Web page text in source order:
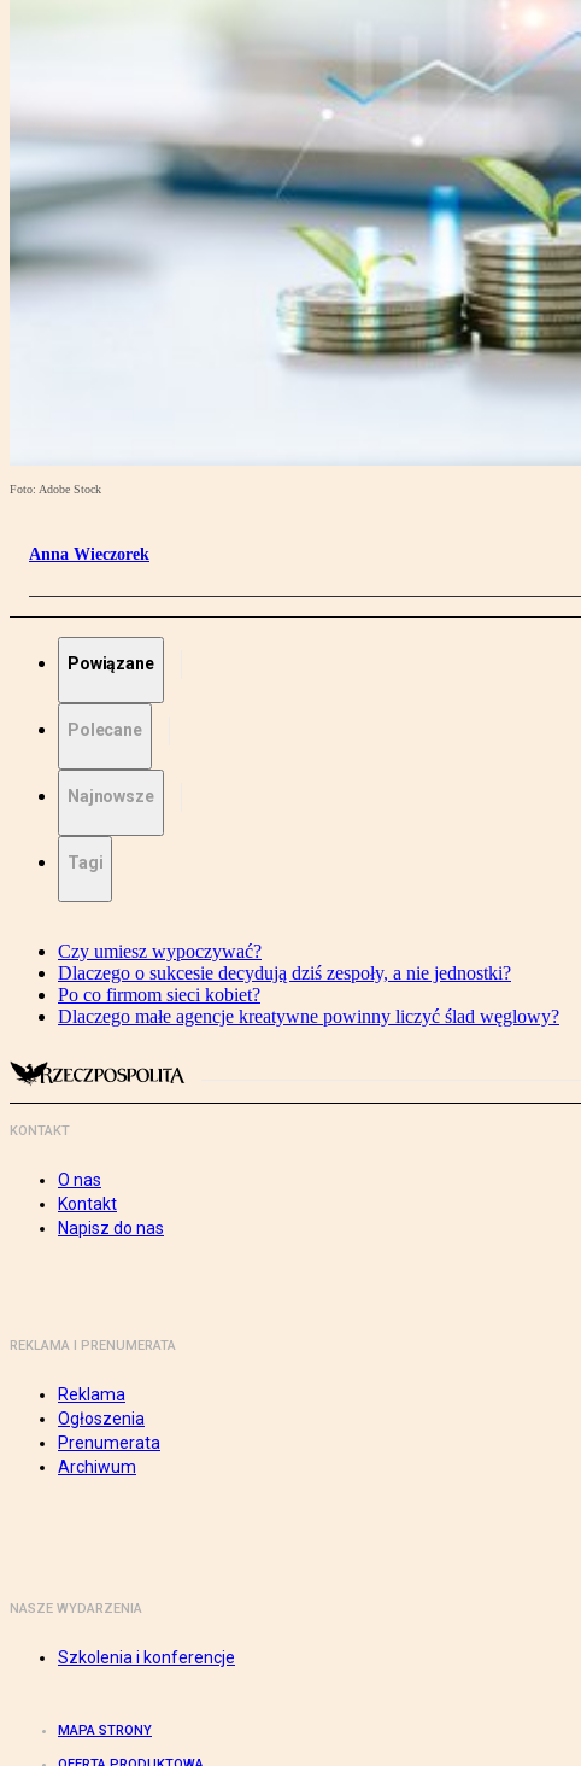
Foto: Adobe Stock
Anna Wieczorek
Powiązane
Polecane
Najnowsze
Tagi
Czy umiesz wypoczywać?
Dlaczego o sukcesie decydują dziś zespoły, a nie jednostki?
Po co firmom sieci kobiet?
Dlaczego małe agencje kreatywne powinny liczyć ślad węglowy?
KONTAKT
O nas
Kontakt
Napisz do nas
REKLAMA I PRENUMERATA
Reklama
Ogłoszenia
Prenumerata
Archiwum
NASZE WYDARZENIA
Szkolenia i konferencje
MAPA STRONY